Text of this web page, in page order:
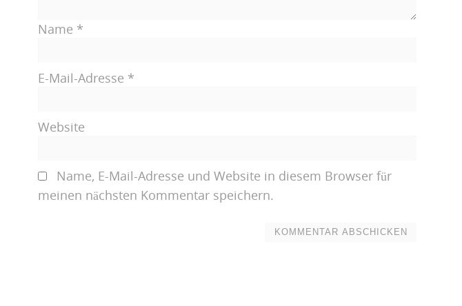
Name *
E-Mail-Adresse *
Website
Name, E-Mail-Adresse und Website in diesem Browser für
meinen nächsten Kommentar speichern.